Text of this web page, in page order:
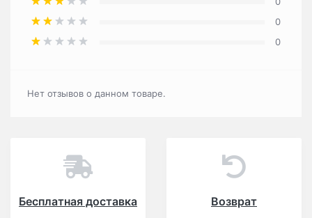
0
0
Нет отзывов о данном товаре.
Бесплатная доставка Возврат